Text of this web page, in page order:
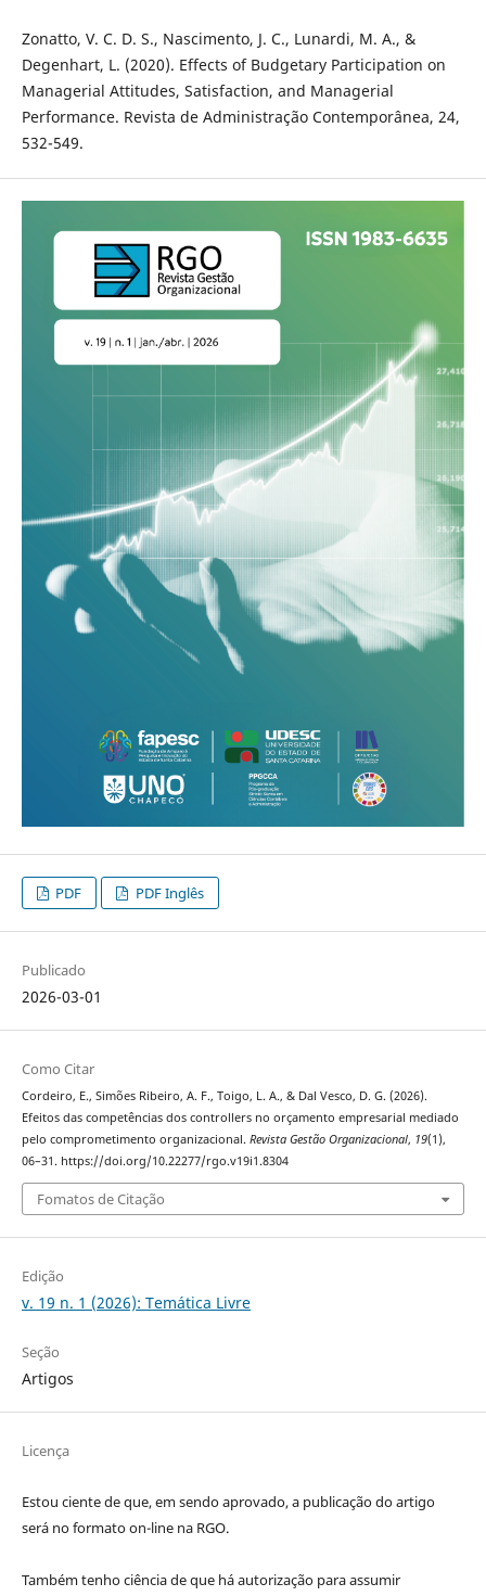
Zonatto, V. C. D. S., Nascimento, J. C., Lunardi, M. A., &
Degenhart, L. (2020). Effects of Budgetary Participation on
Managerial Attitudes, Satisfaction, and Managerial
Performance. Revista de Administração Contemporânea, 24,
532-549.
PDF PDF Inglês
Publicado
2026-03-01
Como Citar
Cordeiro, E., Simões Ribeiro, A. F., Toigo, L. A., & Dal Vesco, D. G. (2026).
Efeitos das competências dos controllers no orçamento empresarial mediado
pelo comprometimento organizacional. Revista Gestão Organizacional, 19(1),
06–31. https://doi.org/10.22277/rgo.v19i1.8304
Fomatos de Citação
Edição
v. 19 n. 1 (2026): Temática Livre
Seção
Artigos
Licença
Estou ciente de que, em sendo aprovado, a publicação do artigo
será no formato on-line na RGO.
Também tenho ciência de que há autorização para assumir